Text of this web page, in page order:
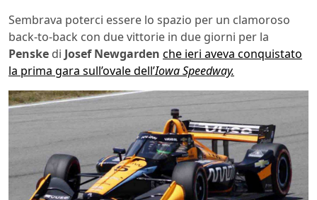
Sembrava poterci essere lo spazio per un clamoroso
back-to-back con due vittorie in due giorni per la
Penske di Josef Newgarden che ieri aveva conquistato
la prima gara sull’ovale dell’Iowa Speedway.